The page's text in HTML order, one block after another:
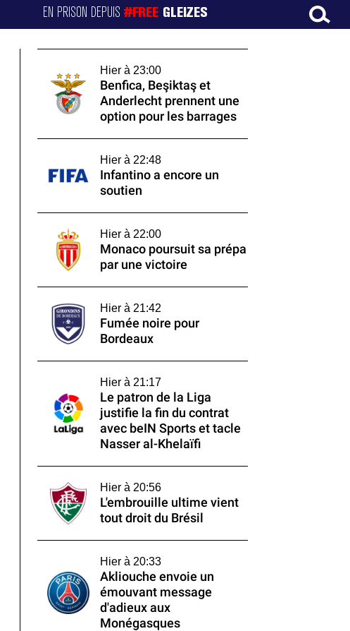
EN PRISON DEPUIS#FREE GLEIZES
Hier à 23:00
Benfica, Beşiktaş et
Anderlecht prennent une
option pour les barrages
Hier à 22:48
Infantino a encore un
soutien
Hier à 22:00
Monaco poursuit sa prépa
par une victoire
Hier à 21:42
Fumée noire pour
Bordeaux
Hier à 21:17
Le patron de la Liga
justifie la fin du contrat
avec beIN Sports et tacle
Nasser al-Khelaïfi
Hier à 20:56
L'embrouille ultime vient
tout droit du Brésil
Hier à 20:33
Akliouche envoie un
émouvant message
d'adieux aux
Monégasques